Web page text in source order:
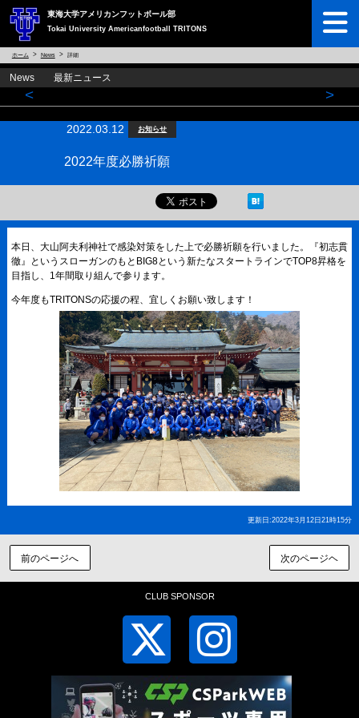
東海大学アメリカンフットボール部
Tokai University Americanfootball TRITONS
ホーム News 詳細
News 最新ニュース
< >
2022.03.12 お知らせ
2022年度必勝祈願
本日、大山阿夫利神社で感染対策をした上で必勝祈願を行いました。『初志貫
徹』というスローガンのもとBIG8という新たなスタートラインでTOP8昇格を
目指し、1年間取り組んで参ります。
今年度もTRITONSの応援の程、宜しくお願い致します！
更新日:2022年3月12日21時15分
前のページへ 次のページヘ
CLUB SPONSOR